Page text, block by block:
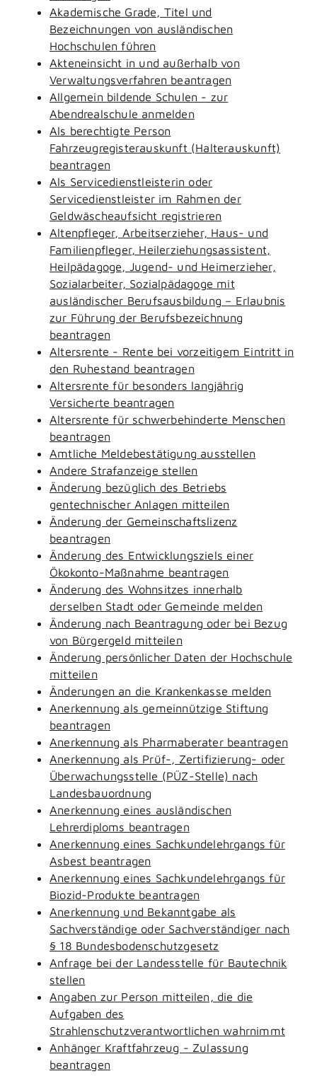
Akademische Grade, Titel und
Bezeichnungen von ausländischen
Hochschulen führen
Akteneinsicht in und außerhalb von
Verwaltungsverfahren beantragen
Allgemein bildende Schulen - zur
Abendrealschule anmelden
Als berechtigte Person
Fahrzeugregisterauskunft (Halterauskunft)
beantragen
Als Servicedienstleisterin oder
Servicedienstleister im Rahmen der
Geldwäscheaufsicht registrieren
Altenpfleger, Arbeitserzieher, Haus- und
Familienpfleger, Heilerziehungsassistent,
Heilpädagoge, Jugend- und Heimerzieher,
Sozialarbeiter, Sozialpädagoge mit
ausländischer Berufsausbildung – Erlaubnis
zur Führung der Berufsbezeichnung
beantragen
Altersrente - Rente bei vorzeitigem Eintritt in
den Ruhestand beantragen
Altersrente für besonders langjährig
Versicherte beantragen
Altersrente für schwerbehinderte Menschen
beantragen
Amtliche Meldebestätigung ausstellen
Andere Strafanzeige stellen
Änderung bezüglich des Betriebs
gentechnischer Anlagen mitteilen
Änderung der Gemeinschaftslizenz
beantragen
Änderung des Entwicklungsziels einer
Ökokonto-Maßnahme beantragen
Änderung des Wohnsitzes innerhalb
derselben Stadt oder Gemeinde melden
Änderung nach Beantragung oder bei Bezug
von Bürgergeld mitteilen
Änderung persönlicher Daten der Hochschule
mitteilen
Änderungen an die Krankenkasse melden
Anerkennung als gemeinnützige Stiftung
beantragen
Anerkennung als Pharmaberater beantragen
Anerkennung als Prüf-, Zertifizierung- oder
Überwachungsstelle (PÜZ-Stelle) nach
Landesbauordnung
Anerkennung eines ausländischen
Lehrerdiploms beantragen
Anerkennung eines Sachkundelehrgangs für
Asbest beantragen
Anerkennung eines Sachkundelehrgangs für
Biozid-Produkte beantragen
Anerkennung und Bekanntgabe als
Sachverständige oder Sachverständiger nach
§ 18 Bundesbodenschutzgesetz
Anfrage bei der Landesstelle für Bautechnik
stellen
Angaben zur Person mitteilen, die die
Aufgaben des
Strahlenschutzverantwortlichen wahrnimmt
Anhänger Kraftfahrzeug - Zulassung
beantragen